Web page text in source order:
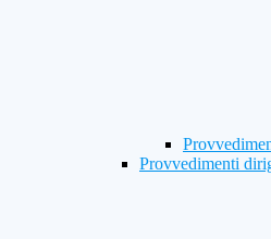
Provvedimenti